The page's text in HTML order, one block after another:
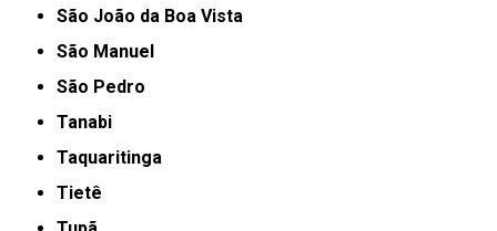
São João da Boa Vista
São Manuel
São Pedro
Tanabi
Taquaritinga
Tietê